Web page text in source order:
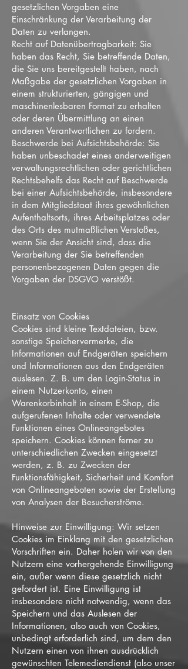
gesetzlichen Vorgaben eine
Einschränkung der Verarbeitung der
Daten zu verlangen.
Recht auf Datenübertragbarkeit: Sie
haben das Recht, Sie betreffende Daten,
die Sie uns bereitgestellt haben, nach
Maßgabe der gesetzlichen Vorgaben in
einem strukturierten, gängigen und
maschinenlesbaren Format zu erhalten
oder deren Übermittlung an einen
anderen Verantwortlichen zu fordern.
Beschwerde bei Aufsichtsbehörde: Sie
haben unbeschadet eines anderweitigen
verwaltungsrechtlichen oder gerichtlichen
Rechtsbehelfs das Recht auf Beschwerde
bei einer Aufsichtsbehörde, insbesondere
in dem Mitgliedstaat ihres gewöhnlichen
Aufenthaltsorts, ihres Arbeitsplatzes oder
des Orts des mutmaßlichen Verstoßes,
wenn Sie der Ansicht sind, dass die
Verarbeitung der Sie betreffenden
personenbezogenen Daten gegen die
Vorgaben der DSGVO verstößt.
Einsatz von Cookies
Cookies sind kleine Textdateien, bzw.
sonstige Speichervermerke, die
Informationen auf Endgeräten speichern
und Informationen aus den Endgeräten
auslesen. Z. B. um den Login-Status in
einem Nutzerkonto, einen
Warenkorbinhalt in einem E-Shop, die
aufgerufenen Inhalte oder verwendete
Funktionen eines Onlineangebotes
speichern. Cookies können ferner zu
unterschiedlichen Zwecken eingesetzt
werden, z. B. zu Zwecken der
Funktionsfähigkeit, Sicherheit und Komfort
von Onlineangeboten sowie der Erstellung
von Analysen der Besucherströme.
Hinweise zur Einwilligung: Wir setzen
Cookies im Einklang mit den gesetzlichen
Vorschriften ein. Daher holen wir von den
Nutzern eine vorhergehende Einwilligung
ein, außer wenn diese gesetzlich nicht
gefordert ist. Eine Einwilligung ist
insbesondere nicht notwendig, wenn das
Speichern und das Auslesen der
Informationen, also auch von Cookies,
unbedingt erforderlich sind, um dem den
Nutzern einen von ihnen ausdrücklich
gewünschten Telemediendienst (also unser